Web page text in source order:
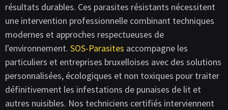
résultats durables. Ces parasites résistants nécessitent
une intervention professionnelle combinant techniques
modernes et approches respectueuses de
l'environnement. SOS-Parasites accompagne les
particuliers et entreprises bruxelloises avec des solutions
personnalisées, écologiques et non toxiques pour traiter
définitivement les infestations de punaises de lit et
autres nuisibles. Nos techniciens certifiés interviennent